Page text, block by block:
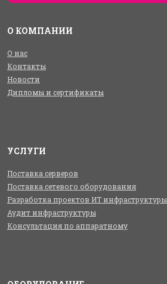
О КОМПАНИИ
О нас
Контакты
Новости
Дипломы и сертификаты
УСЛУГИ
Поставка серверов
Поставка сетевого оборудования
Разработка проектов ИТ инфраструктуры
Аудит инфраструктуры
Консультация по аппаратному